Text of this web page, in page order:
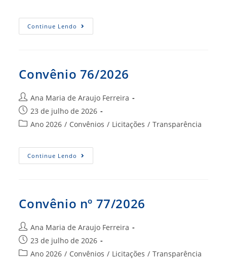
post:
Continue Lendo Convênio
Nº
Convênio 76/2026
Autor
do
post:
Ana Maria de Araujo Ferreira
Post
publicado:
23 de julho de 2026
Categoria
post:
Ano 2026 / Convênios / Licitações / Transparência
Continue Lendo Convênio
76/2026
Convênio nº 77/2026
Autor
do
post:
Ana Maria de Araujo Ferreira
Post
publicado:
23 de julho de 2026
Categoria
Ano 2026 / Convênios / Licitações / Transparência